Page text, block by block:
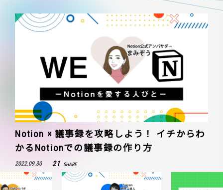
Notion × 議事録を攻略しよう！ イチからわ
かるNotionでの議事録の作り方
2022.09.30 21 SHARE